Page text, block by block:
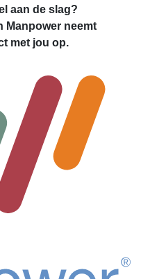
aan de slag?
Manpower neemt
met jou op.